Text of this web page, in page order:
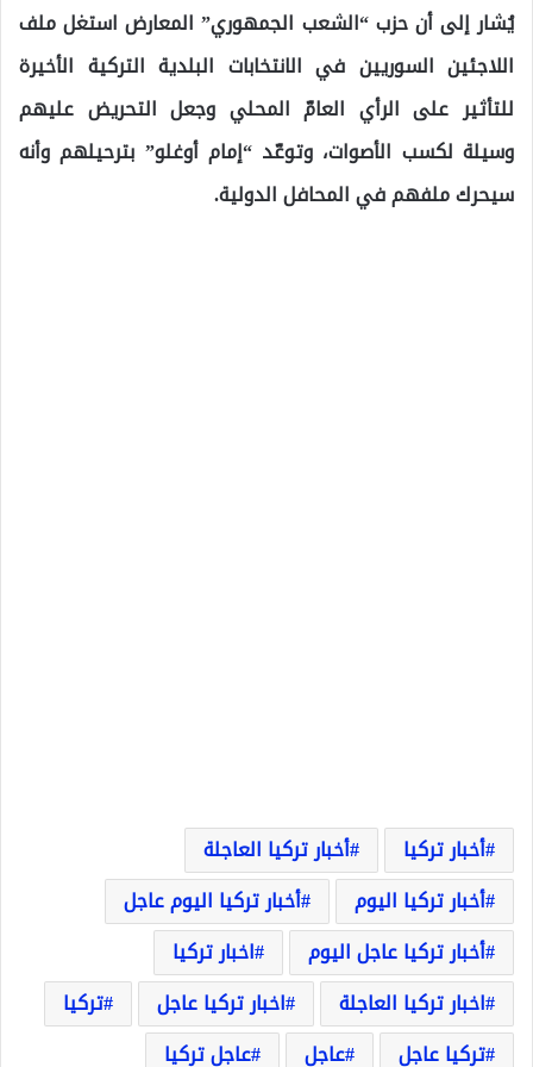
يُشار إلى أن حزب “الشعب الجمهوري” المعارض استغل ملف
اللاجئين السوريين في الانتخابات البلدية التركية الأخيرة
للتأثير على الرأي العامّ المحلي وجعل التحريض عليهم
وسيلة لكسب الأصوات، وتوعّد “إمام أوغلو” بترحيلهم وأنه
سيحرك ملفهم في المحافل الدولية.
أخبار تركيا
أخبار تركيا العاجلة
أخبار تركيا اليوم
أخبار تركيا اليوم عاجل
أخبار تركيا عاجل اليوم
اخبار تركيا
اخبار تركيا العاجلة
اخبار تركيا عاجل
تركيا
تركيا عاجل
عاجل عاجل تركيا